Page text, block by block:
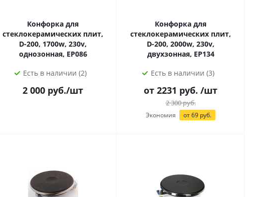
Конфорка для
стеклокерамических плит,
D-200, 1700w, 230v,
однозонная, EP086
Есть в наличии (2)
2 000 руб./шт
Конфорка для
стеклокерамических плит,
D-200, 2000w, 230v,
двухзонная, EP134
Есть в наличии (3)
от 2231 руб. /шт
2 300руб.
Экономия от69 руб.